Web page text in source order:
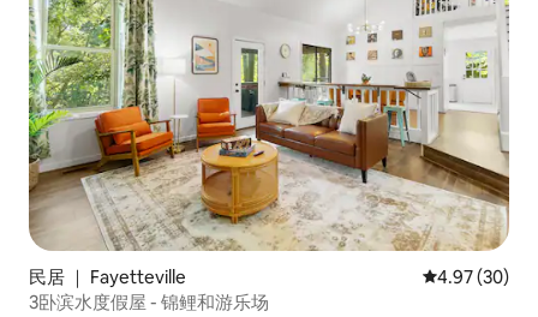
民居 ｜ Fayetteville 平均评分
4.97 (30)
3卧滨水度假屋 - 锦鲤和游乐场